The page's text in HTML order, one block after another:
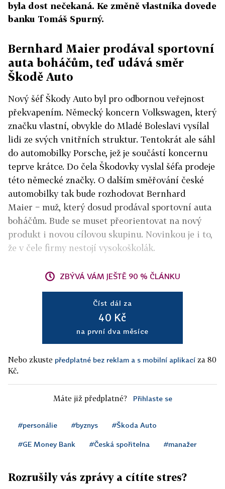
byla dost nečekaná. Ke změně vlastníka dovede
banku Tomáš Spurný.
Bernhard Maier prodával sportovní
auta boháčům, teď udává směr
Škodě Auto
Nový šéf Škody Auto byl pro odbornou veřejnost
překvapením. Německý koncern Volkswagen, který
značku vlastní, obvykle do Mladé Boleslavi vysílal
lidi ze svých vnitřních struktur. Tentokrát ale sáhl
do automobilky Porsche, jež je součástí koncernu
teprve krátce. Do čela Škodovky vyslal šéfa prodeje
této německé značky. O dalším směřování české
automobilky tak bude rozhodovat Bernhard
Maier − muž, který dosud prodával sportovní auta
boháčům. Bude se muset přeorientovat na nový
produkt i novou cílovou skupinu. Novinkou je i to,
že v čele firmy nestojí vysokoškolák.
ZBÝVÁ VÁM JEŠTĚ 90 % ČLÁNKU
Číst dál za
40 Kč
na první dva měsíce
Nebo zkuste předplatné bez reklam a s mobilní aplikací za 80
Kč.
Máte již předplatné? Přihlaste se
#personálie #byznys #Škoda Auto
#GE Money Bank #Česká spořitelna #manažer
Rozrušily vás zprávy a cítíte stres?